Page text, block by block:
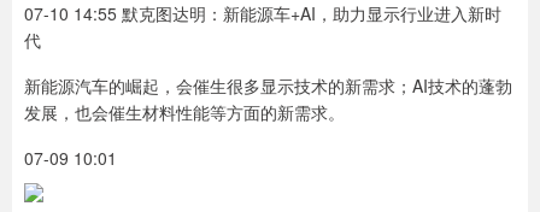
07-10 14:55 默克图达明：新能源车+AI，助力显示行业进入新时
代
新能源汽车的崛起，会催生很多显示技术的新需求；AI技术的蓬勃
发展，也会催生材料性能等方面的新需求。
07-09 10:01